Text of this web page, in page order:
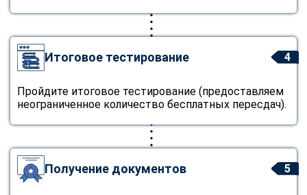
4
Итоговое тестирование
Пройдите итоговое тестирование (предоставляем
неограниченное количество бесплатных пересдач).
5
Получение документов